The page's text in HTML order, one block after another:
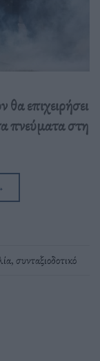
επιχειρήσει
πνεύματα στη
,συνταξιοδοτικό